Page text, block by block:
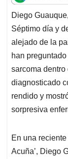
t
s
A
p
p
e
b
o
o
k
Diego
Séptimo día y
alejado de la
han
sarcoma
diagnosticado
rendido y
sorpresiva
En una
Acuña’, Diego